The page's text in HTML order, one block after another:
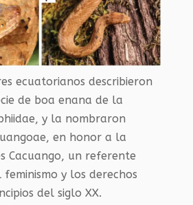
ecuatorianos describieron
de boa enana de la
y la nombraron
en honor a la
Cacuango, un referente
y los derechos
del siglo XX.